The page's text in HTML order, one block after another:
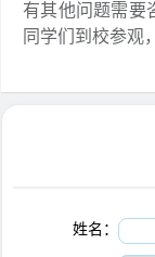
有其他问题需要
同学们到校参观
姓名：